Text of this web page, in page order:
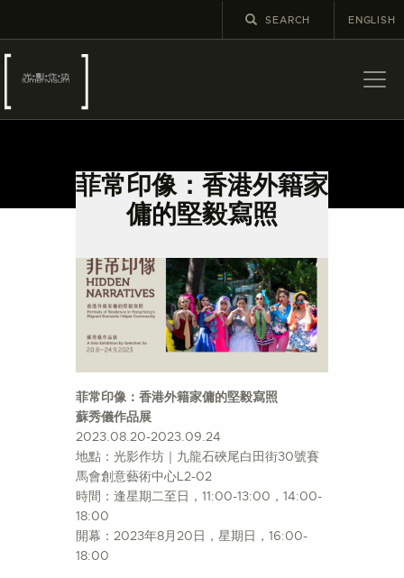
ENGLISH
菲常印像：香港外籍家
傭的堅毅寫照
最新消息
展覽
教育及外展
學校課程
出版
更多攝影資訊
菲常印像：香港外籍家傭的堅毅寫照
蘇秀儀作品展
2023.08.20-2023.09.24
地點：光影作坊｜九龍石硤尾白田街30號賽
馬會創意藝術中心L2-02
時間：逢星期二至日，11:00-13:00，14:00-
18:00
開幕：2023年8月20日，星期日，16:00-
18:00